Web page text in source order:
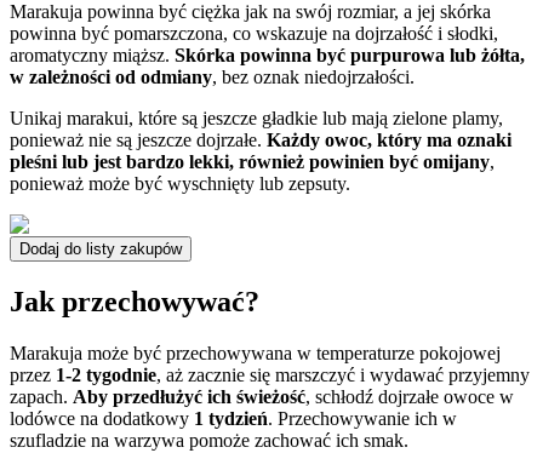
Marakuja powinna być ciężka jak na swój rozmiar, a jej skórka
powinna być pomarszczona, co wskazuje na dojrzałość i słodki,
aromatyczny miąższ. Skórka powinna być purpurowa lub żółta,
w zależności od odmiany, bez oznak niedojrzałości.
Unikaj marakui, które są jeszcze gładkie lub mają zielone plamy,
ponieważ nie są jeszcze dojrzałe. Każdy owoc, który ma oznaki
pleśni lub jest bardzo lekki, również powinien być omijany,
ponieważ może być wyschnięty lub zepsuty.
Dodaj do listy zakupów
Jak przechowywać?
Marakuja może być przechowywana w temperaturze pokojowej
przez 1-2 tygodnie, aż zacznie się marszczyć i wydawać przyjemny
zapach. Aby przedłużyć ich świeżość, schłodź dojrzałe owoce w
lodówce na dodatkowy 1 tydzień. Przechowywanie ich w
szufladzie na warzywa pomoże zachować ich smak.